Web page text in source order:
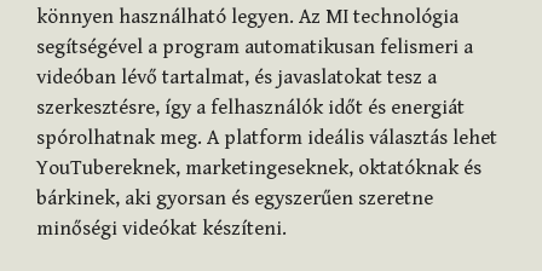
könnyen használható legyen. Az MI technológia
segítségével a program automatikusan felismeri a
videóban lévő tartalmat, és javaslatokat tesz a
szerkesztésre, így a felhasználók időt és energiát
spórolhatnak meg. A platform ideális választás lehet
YouTubereknek, marketingeseknek, oktatóknak és
bárkinek, aki gyorsan és egyszerűen szeretne
minőségi videókat készíteni.